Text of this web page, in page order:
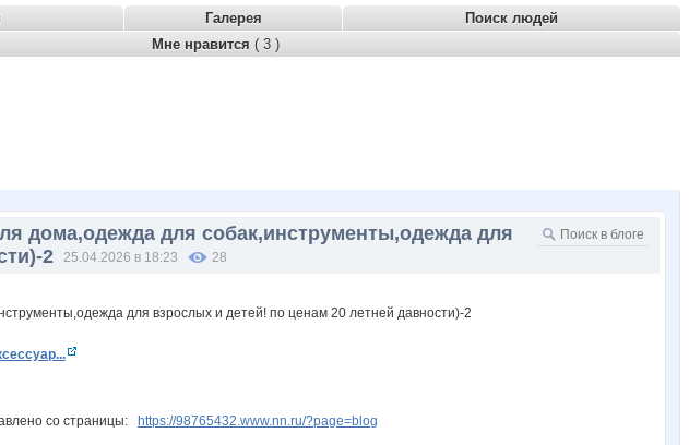
Галерея
Поиск людей
Мне нравится ( 3 )
дома,одежда для собак,инструменты,одежда для
2
25.04.2026 в 18:23 28
со страницы: https://98765432.www.nn.ru/?page=blog